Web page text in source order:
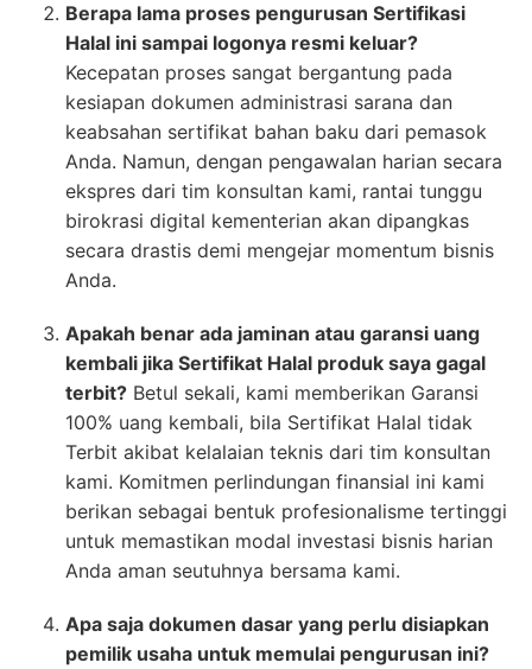
Berapa lama proses pengurusan Sertifikasi
Halal ini sampai logonya resmi keluar?
Kecepatan proses sangat bergantung pada
kesiapan dokumen administrasi sarana dan
keabsahan sertifikat bahan baku dari pemasok
Anda. Namun, dengan pengawalan harian secara
ekspres dari tim konsultan kami, rantai tunggu
birokrasi digital kementerian akan dipangkas
secara drastis demi mengejar momentum bisnis
Anda.
Apakah benar ada jaminan atau garansi uang
kembali jika Sertifikat Halal produk saya gagal
terbit? Betul sekali, kami memberikan Garansi
100% uang kembali, bila Sertifikat Halal tidak
Terbit akibat kelalaian teknis dari tim konsultan
kami. Komitmen perlindungan finansial ini kami
berikan sebagai bentuk profesionalisme tertinggi
untuk memastikan modal investasi bisnis harian
Anda aman seutuhnya bersama kami.
Apa saja dokumen dasar yang perlu disiapkan
pemilik usaha untuk memulai pengurusan ini?